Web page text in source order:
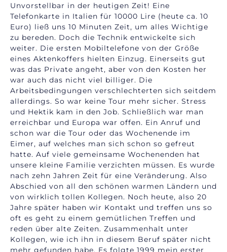
Unvorstellbar in der heutigen Zeit! Eine
Telefonkarte in Italien für 10000 Lire (heute ca. 10
Euro) ließ uns 10 Minuten Zeit, um alles Wichtige
zu bereden. Doch die Technik entwickelte sich
weiter. Die ersten Mobiltelefone von der Größe
eines Aktenkoffers hielten Einzug. Einerseits gut
was das Private angeht, aber von den Kosten her
war auch das nicht viel billiger. Die
Arbeitsbedingungen verschlechterten sich seitdem
allerdings. So war keine Tour mehr sicher. Stress
und Hektik kam in den Job. Schließlich war man
erreichbar und Europa war offen. Ein Anruf und
schon war die Tour oder das Wochenende im
Eimer, auf welches man sich schon so gefreut
hatte. Auf viele gemeinsame Wochenenden hat
unsere kleine Familie verzichten müssen. Es wurde
nach zehn Jahren Zeit für eine Veränderung. Also
Abschied von all den schönen warmen Ländern und
von wirklich tollen Kollegen. Noch heute, also 20
Jahre später haben wir Kontakt und treffen uns so
oft es geht zu einem gemütlichen Treffen und
reden über alte Zeiten. Zusammenhalt unter
Kollegen, wie ich ihn in diesem Beruf später nicht
mehr gefunden habe. Es folgte 1999 mein erster